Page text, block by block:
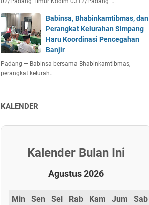
Babinsa, Bhabinkamtibmas, dan
Perangkat Kelurahan Simpang
Haru Koordinasi Pencegahan
Banjir
Padang — Babinsa bersama Bhabinkamtibmas,
perangkat kelurah…
KALENDER
Kalender Bulan Ini
Agustus 2026
Min Sen Sel Rab Kam Jum Sab